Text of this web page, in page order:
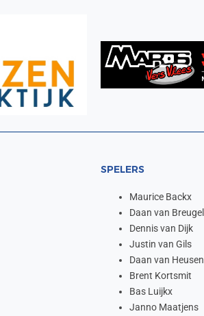
SPELERS
Maurice Backx
Daan van Breugel
Dennis van Dijk
Justin van Gils
Daan van Heusen
Brent Kortsmit
Bas Luijkx
Janno Maatjens